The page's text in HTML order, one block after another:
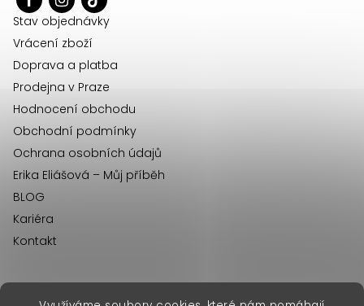
Stav objednávky
Vrácení zboží
Doprava a platba
Prodejna v Praze
Hodnocení obchodu
Obchodní podmínky
Ochrana osobních údajů
Erika Eliášová – Můj příběh
BLOG
Kariéra
Kontakt